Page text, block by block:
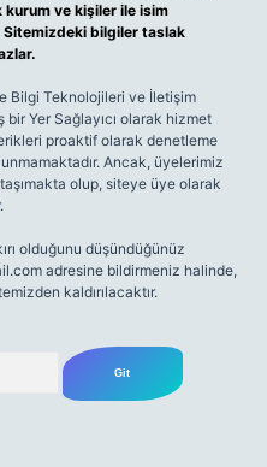
kurum ve kişiler ile isim
bilgiler taslak
Bilgi Teknolojileri ve İletişim
bir Yer Sağlayıcı olarak hizmet
proaktif olarak denetleme
Ancak, üyelerimiz
olup, siteye üye olarak
olduğunu düşündüğünüz
adresine bildirmeniz halinde,
kaldırılacaktır.